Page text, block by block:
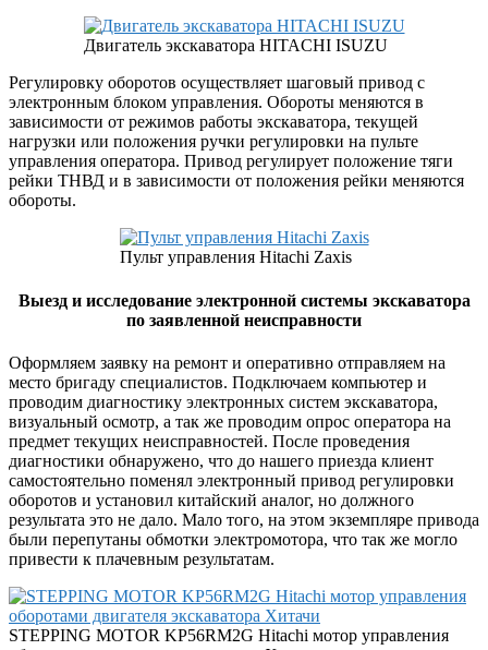
Двигатель экскаватора HITACHI ISUZU
Регулировку оборотов осуществляет шаговый привод с
электронным блоком управления. Обороты меняются в
зависимости от режимов работы экскаватора, текущей
нагрузки или положения ручки регулировки на пульте
управления оператора. Привод регулирует положение тяги
рейки ТНВД и в зависимости от положения рейки меняются
обороты.
Пульт управления Hitachi Zaxis
Выезд и исследование электронной системы экскаватора
по заявленной неисправности
Оформляем заявку на ремонт и оперативно отправляем на
место бригаду специалистов. Подключаем компьютер и
проводим диагностику электронных систем экскаватора,
визуальный осмотр, а так же проводим опрос оператора на
предмет текущих неисправностей. После проведения
диагностики обнаружено, что до нашего приезда клиент
самостоятельно поменял электронный привод регулировки
оборотов и установил китайский аналог, но должного
результата это не дало. Мало того, на этом экземпляре привода
были перепутаны обмотки электромотора, что так же могло
привести к плачевным результатам.
STEPPING MOTOR KP56RM2G Hitachi мотор управления